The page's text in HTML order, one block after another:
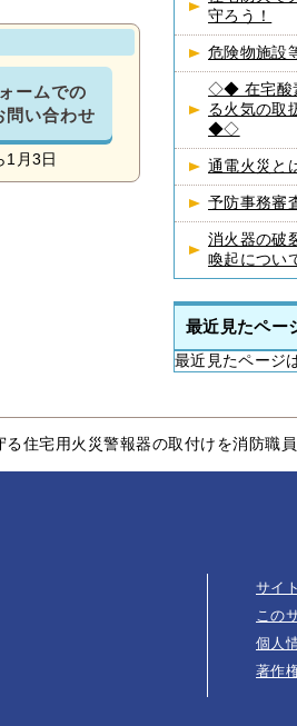
ームでの
問い合わせ
1月3日
守ろう！
危険物施設
◇◆ 在宅酸
る火気の取
◆◇
通電火災と
予防事務審
消火器の破
喚起につい
最近見たペー
最近見たページ
住宅用火災警報器の取付けを消防職員
サイ
この
個人
著作